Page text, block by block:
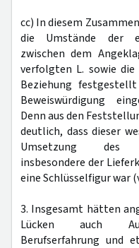
cc) In diesem
die Umstände der
zwischen dem
verfolgten L. sowie
Beziehung
Beweiswürdigung
Denn aus den
deutlich, dass dieser
Umsetzung des
insbesondere der
eine Schlüsselfigur war
3. Insgesamt hätten
Lücken auch
Berufserfahrung und